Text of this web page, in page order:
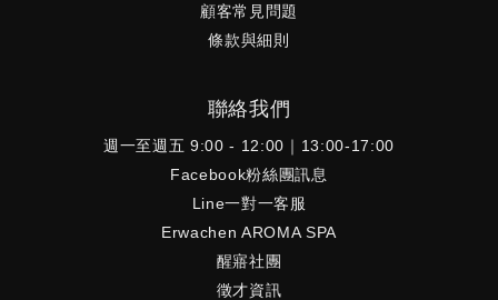
顧客常見問題
條款與細則
聯絡我們
週一至週五 9:00 - 12:00｜13:00-17:00
Facebook粉絲團訊息
Line一對一客服
Erwachen AROMA SPA
醒寤社團
徵才資訊